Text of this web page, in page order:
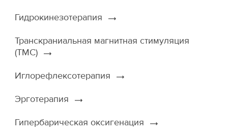
Гидрокинезотерапия
Транскраниальная магнитная стимуляция
(ТМС)
Иглорефлексотерапия
Эрготерапия
Гипербарическая оксигенация